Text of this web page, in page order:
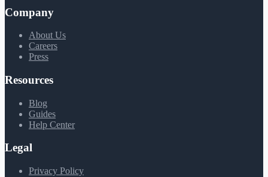
Company
About Us
Careers
Press
Resources
Blog
Guides
Help Center
Legal
Privacy Policy